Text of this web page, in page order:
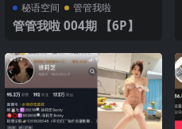
秘语空间 管管我啦
管管我啦 004期 【6P】